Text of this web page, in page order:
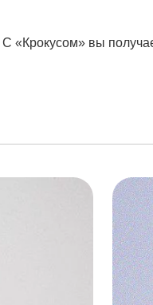
«Крокусом» вы